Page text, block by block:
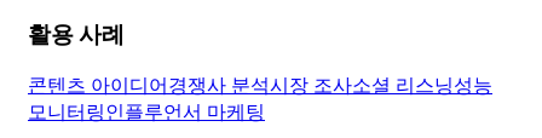
활용 사례
콘텐츠 아이디어경쟁사 분석시장 조사소셜 리스닝성능
모니터링인플루언서 마케팅